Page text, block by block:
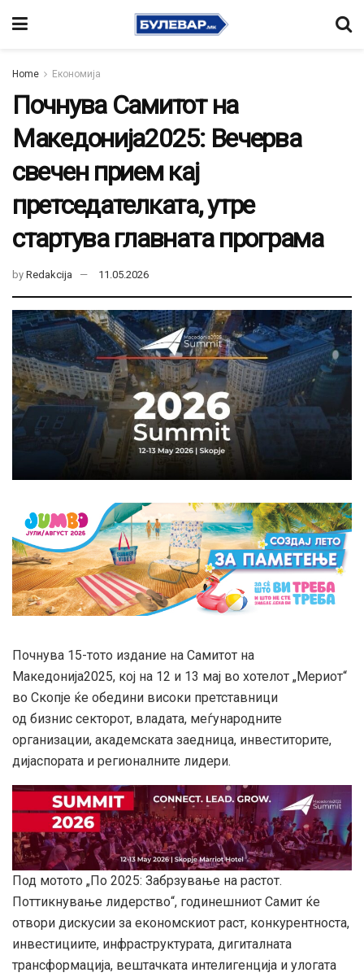
Home Економија
Почнува Самитот на
Македонија2025: Вечерва
свечен прием кај
претседателката, утре
стартува главната програма
by Redakcija 11.05.2026
Почнува 15-тото издание на Самитот на
Македонија2025, кој на 12 и 13 мај во хотелот „Мериот“
во Скопје ќе обедини високи претставници
од бизнис секторот, владата, меѓународните
организации, академската заедница, инвеститорите,
дијаспората и регионалните лидери.
Под мотото „По 2025: Забрзување на растот.
Поттикнување лидерство“, годинешниот Самит ќе
отвори дискусии за економскиот раст, конкурентноста,
инвестициите, инфраструктурата, дигиталната
трансформација, вештачката интелигенција и улогата